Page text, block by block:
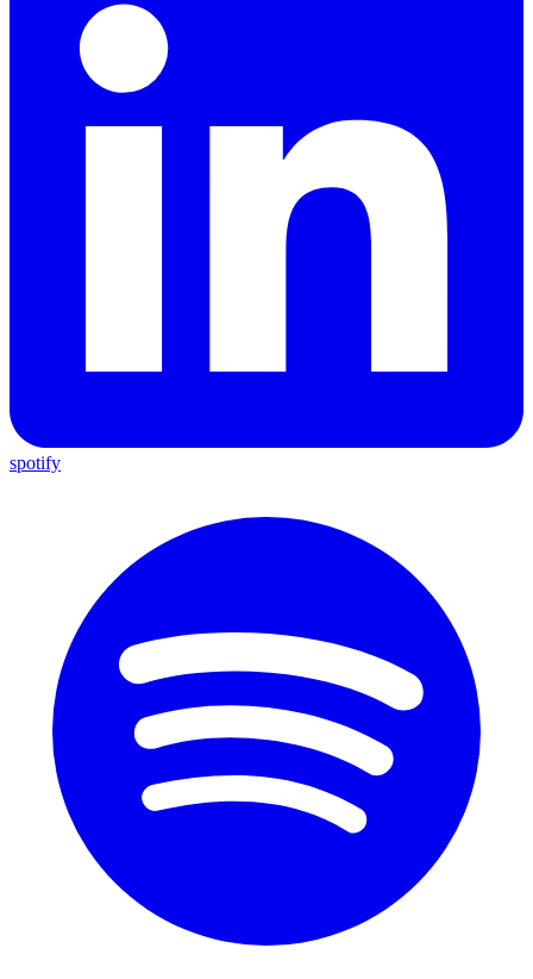
spotify